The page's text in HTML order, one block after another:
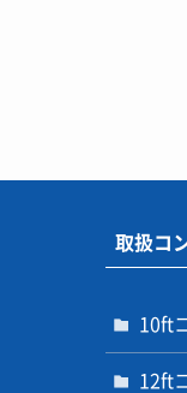
取扱コ
10ft
12ft